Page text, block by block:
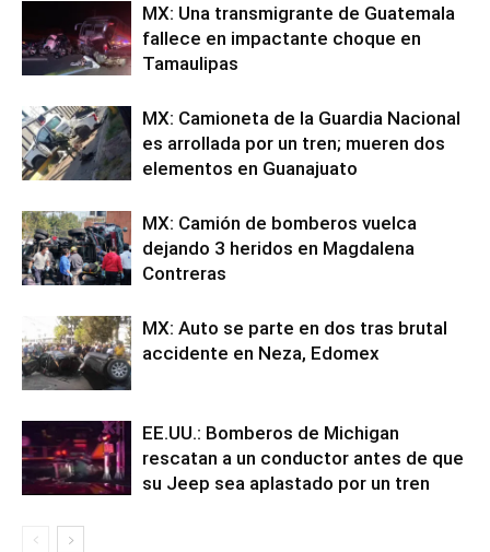
MX: Una transmigrante de Guatemala
fallece en impactante choque en
Tamaulipas
MX: Camioneta de la Guardia Nacional
es arrollada por un tren; mueren dos
elementos en Guanajuato
MX: Camión de bomberos vuelca
dejando 3 heridos en Magdalena
Contreras
MX: Auto se parte en dos tras brutal
accidente en Neza, Edomex
EE.UU.: Bomberos de Michigan
rescatan a un conductor antes de que
su Jeep sea aplastado por un tren